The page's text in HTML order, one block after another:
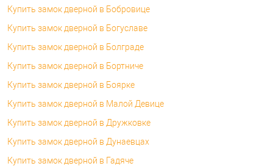
Купить замок дверной в Бобровице
Купить замок дверной в Богуславе
Купить замок дверной в Болграде
Купить замок дверной в Бортниче
Купить замок дверной в Боярке
Купить замок дверной в Малой Девице
Купить замок дверной в Дружковке
Купить замок дверной в Дунаевцах
Купить замок дверной в Гадяче